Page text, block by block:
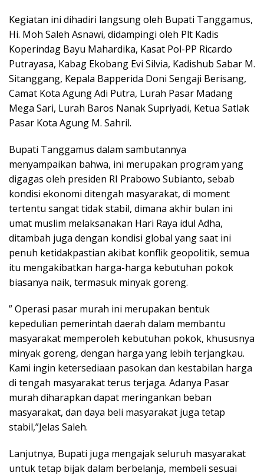
Kegiatan ini dihadiri langsung oleh Bupati Tanggamus,
Hi. Moh Saleh Asnawi, didampingi oleh Plt Kadis
Koperindag Bayu Mahardika, Kasat Pol-PP Ricardo
Putrayasa, Kabag Ekobang Evi Silvia, Kadishub Sabar M.
Sitanggang, Kepala Bapperida Doni Sengaji Berisang,
Camat Kota Agung Adi Putra, Lurah Pasar Madang
Mega Sari, Lurah Baros Nanak Supriyadi, Ketua Satlak
Pasar Kota Agung M. Sahril.
Bupati Tanggamus dalam sambutannya
menyampaikan bahwa, ini merupakan program yang
digagas oleh presiden RI Prabowo Subianto, sebab
kondisi ekonomi ditengah masyarakat, di moment
tertentu sangat tidak stabil, dimana akhir bulan ini
umat muslim melaksanakan Hari Raya idul Adha,
ditambah juga dengan kondisi global yang saat ini
penuh ketidakpastian akibat konflik geopolitik, semua
itu mengakibatkan harga-harga kebutuhan pokok
biasanya naik, termasuk minyak goreng.
” Operasi pasar murah ini merupakan bentuk
kepedulian pemerintah daerah dalam membantu
masyarakat memperoleh kebutuhan pokok, khususnya
minyak goreng, dengan harga yang lebih terjangkau.
Kami ingin ketersediaan pasokan dan kestabilan harga
di tengah masyarakat terus terjaga. Adanya Pasar
murah diharapkan dapat meringankan beban
masyarakat, dan daya beli masyarakat juga tetap
stabil,”Jelas Saleh.
Lanjutnya, Bupati juga mengajak seluruh masyarakat
untuk tetap bijak dalam berbelanja, membeli sesuai